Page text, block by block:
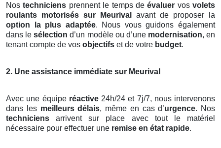
Nostechniciens prennent le temps deévaluer vos volets
roulants motorisés sur Meurival avant de proposer la
option la plus adaptée. Nous vous guidons également
dans lesélection d’un modèle ou d’une modernisation, en
tenant compte de vos objectifs et de votre budget.
2. Une assistance immédiate sur Meurival
Avec une équipe réactive24h/24 et 7j/7, nous intervenons
dans les meilleurs délais, même en cas d’urgence. Nos
techniciens arrivent sur place avec tout le matériel
nécessaire pour effectuer une remise en état rapide.